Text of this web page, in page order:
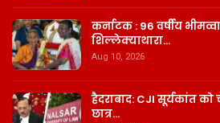
कर्नाटक : 96 वर्षीय भीमव्वा
शिल्लेक्याथारा…
Aug 10, 2026
हैदराबाद: CJI सूर्यकांत
छात्र…